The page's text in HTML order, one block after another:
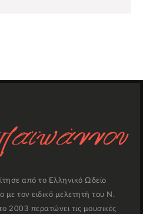
από το Ελληνικό Ωδείο
τον ειδικό μελετητή του Ν.
2003 περατώνει τις μουσικές